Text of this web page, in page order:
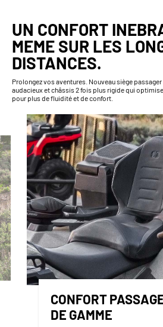
UN CONFORT
MEME SUR LES
DISTANCES.
Prolongez vos aventures. Nouveau siège
audacieux et châssis 2 fois plus rigide qui
pour plus de fluidité et de confort.
CONFORT
DE GAMME